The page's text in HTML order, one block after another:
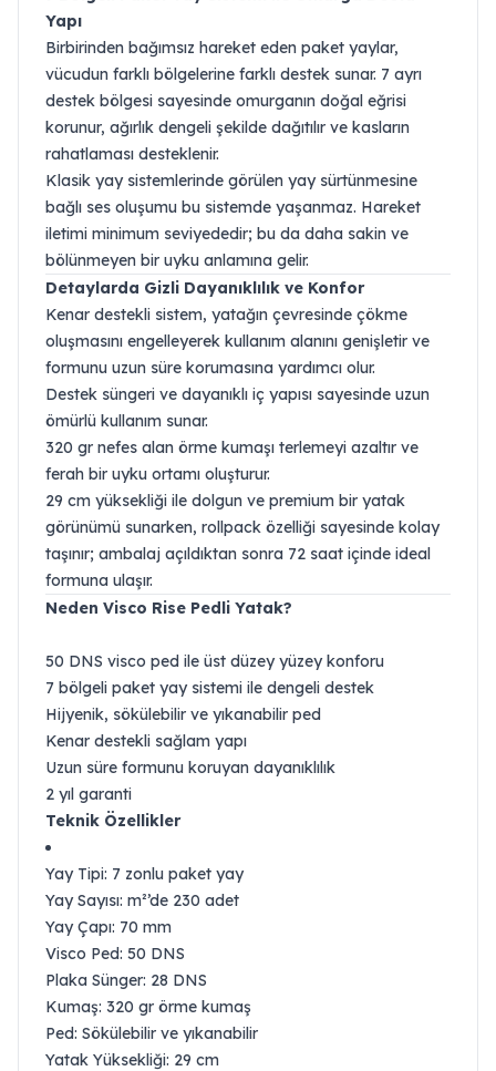
Yapı
Birbirinden bağımsız hareket eden paket yaylar,
vücudun farklı bölgelerine farklı destek sunar. 7 ayrı
destek bölgesi sayesinde omurganın doğal eğrisi
korunur, ağırlık dengeli şekilde dağıtılır ve kasların
rahatlaması desteklenir.
Klasik yay sistemlerinde görülen yay sürtünmesine
bağlı ses oluşumu bu sistemde yaşanmaz. Hareket
iletimi minimum seviyededir; bu da daha sakin ve
bölünmeyen bir uyku anlamına gelir.
Detaylarda Gizli Dayanıklılık ve Konfor
Kenar destekli sistem, yatağın çevresinde çökme
oluşmasını engelleyerek kullanım alanını genişletir ve
formunu uzun süre korumasına yardımcı olur.
Destek süngeri ve dayanıklı iç yapısı sayesinde uzun
ömürlü kullanım sunar.
320 gr nefes alan örme kumaşı terlemeyi azaltır ve
ferah bir uyku ortamı oluşturur.
29 cm yüksekliği ile dolgun ve premium bir yatak
görünümü sunarken, rollpack özelliği sayesinde kolay
taşınır; ambalaj açıldıktan sonra 72 saat içinde ideal
formuna ulaşır.
Neden Visco Rise Pedli Yatak?
50 DNS visco ped ile üst düzey yüzey konforu
7 bölgeli paket yay sistemi ile dengeli destek
Hijyenik, sökülebilir ve yıkanabilir ped
Kenar destekli sağlam yapı
Uzun süre formunu koruyan dayanıklılık
2 yıl garanti
Teknik Özellikler
Yay Tipi: 7 zonlu paket yay
Yay Sayısı: m²’de 230 adet
Yay Çapı: 70 mm
Visco Ped: 50 DNS
Plaka Sünger: 28 DNS
Kumaş: 320 gr örme kumaş
Ped: Sökülebilir ve yıkanabilir
Yatak Yüksekliği: 29 cm